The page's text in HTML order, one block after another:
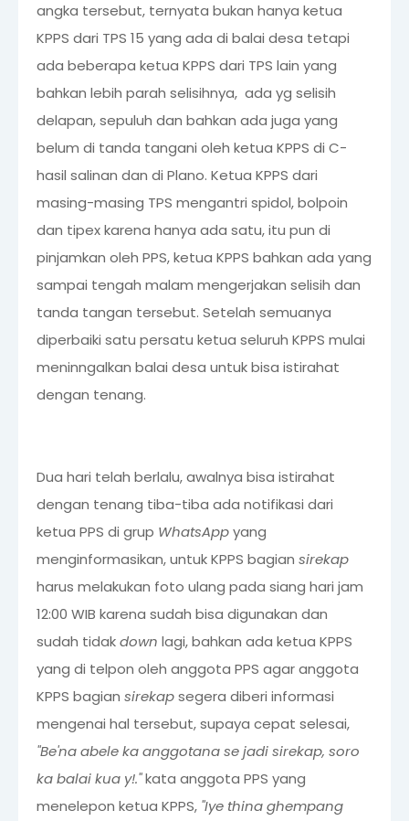
angka tersebut, ternyata bukan hanya ketua
KPPS dari TPS 15 yang ada di balai desa tetapi
ada beberapa ketua KPPS dari TPS lain yang
bahkan lebih parah selisihnya, ada yg selisih
delapan, sepuluh dan bahkan ada juga yang
belum di tanda tangani oleh ketua KPPS di C-
hasil salinan dan di Plano. Ketua KPPS dari
masing-masing TPS mengantri spidol, bolpoin
dan tipex karena hanya ada satu, itu pun di
pinjamkan oleh PPS, ketua KPPS bahkan ada yang
sampai tengah malam mengerjakan selisih dan
tanda tangan tersebut. Setelah semuanya
diperbaiki satu persatu ketua seluruh KPPS mulai
meninngalkan balai desa untuk bisa istirahat
dengan tenang.
Dua hari telah berlalu, awalnya bisa istirahat
dengan tenang tiba-tiba ada notifikasi dari
ketua PPS di grup WhatsAppyang
menginformasikan, untuk KPPS bagian sirekap
harus melakukan foto ulang pada siang hari jam
12:00 WIB karena sudah bisa digunakan dan
sudah tidakdown lagi, bahkan ada ketua KPPS
yang di telpon oleh anggota PPS agar anggota
KPPS bagian sirekapsegera diberi informasi
mengenai hal tersebut, supaya cepat selesai,
"Be'na abele ka anggotana se jadi sirekap, soro
ka balai kua y!."kata anggota PPS yang
menelepon ketua KPPS, "Iye thina ghempang